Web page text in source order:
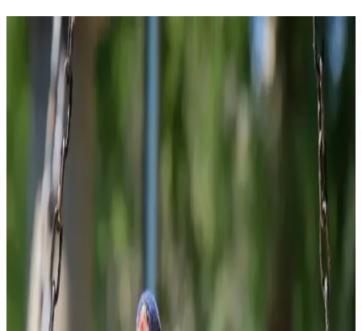
Evde Kolayca Hazırlanabilen Uygun Fiyatlı ve
Sağlıklı Tatlı Tarifleri
Evde bulunan temel malzemelerle hazırlanan ekonomik ve sağlıklı
tatlı tarifleri, farklı malzemelerle besleyici ve pratik çözümler
sunuyor. Tatlı ihtiyacınızı dengeli şekilde karşılayabilirsiniz.
Gıda ve İçecek Markaları: Ürün Çeşitliliği ve
Tüketici Tercihleri Analizi
Gıda ve içecek sektöründeki çeşitli markalar, ürün çeşitliliği ve kalite
standartlarıyla tüketicilerin ihtiyaçlarına cevap veriyor, rekabeti
şekillendiriyor.
Kahve Dünyası ve Marketlerdeki Granola
Seçenekleri Sağlıklı Yaşam İçin Uygun Alternatifler
Kahve Dünyası ve marketlerdeki granola ürünleri, doğal içerikleri
ve sağlıklı beslenmeye uygun özellikleriyle öne çıkıyor. Bu